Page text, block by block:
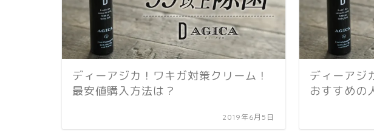
ディーアジカ！ワキガ対策クリーム！
最安値購入方法は？
2019年6月5日
ディーアジ
おすすめの